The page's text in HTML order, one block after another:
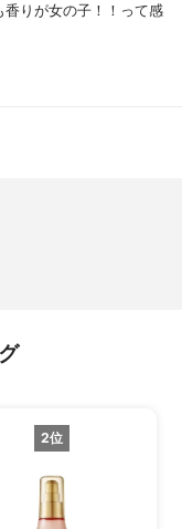
りが女の子！！って感
2位